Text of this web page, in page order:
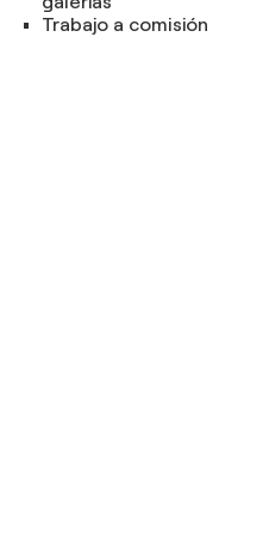
Trabajo a comisión